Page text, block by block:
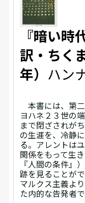
『暗い時
訳・ちく
年） ハン
本書には、第
ヨハネ２３世の
まで閉ざされが
の生涯を、冷静
る。アレントは
関係をもって生
『人間の条件』
跡を見ることが
マルクス主義よ
た内的な告発者